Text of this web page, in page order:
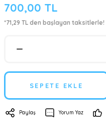
700,00 TL
*71,29 TL den başlayan taksitlerle!
SEPETE EKLE
Paylaş Yorum Yaz